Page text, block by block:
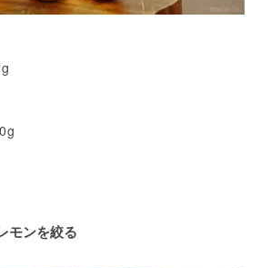
モンを絞る